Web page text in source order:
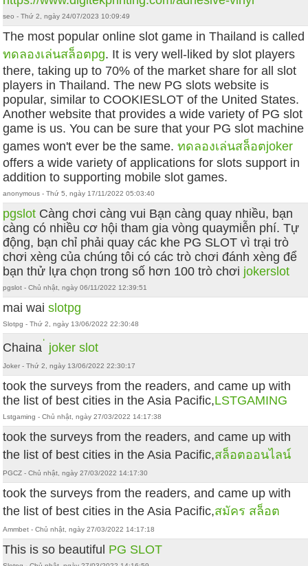
seo - Thứ 2, ngày 24/07/2023 10:09:49
The most popular online slot game in Thailand is called
ทดลองเล่นสล็อตpg. It is very well-liked by slot players
there, taking up to 70% of the market share for all slot
players in Thailand. The new PG slots website is
popular, similar to COOKIESLOT of the United States.
Another website that provides a wide variety of PG slot
game is us. You can be sure that your PG slot machine
games won't ever be the same.ทดลองเล่นสล็อตjoker
offers a wide variety of applications for slots support in
addition to supporting mobile slot games.
anonymous - Thứ 5, ngày 17/11/2022 05:03:40
pgslot Càng chơi càng vui Bạn càng quay nhiều, bạn
càng có nhiều cơ hội tham gia vòng quaymiễn phí. Tự
động, bạn chỉ phải quay các khe PG SLOT vì trại trò
chơi xèng của chúng tôi có các trò chơi đánh xèng để
bạn thử lựa chọn trong số hơn 100 trò chơi jokerslot
pgslot - Chủ nhật, ngày 06/11/2022 12:39:51
mai waislotpg
Slotpg - Thứ 2, ngày 13/06/2022 22:30:48
Chaina ่ joker slot
Joker - Thứ 2, ngày 13/06/2022 22:30:17
took the surveys from the readers, and came up with
the list of best cities in the Asia Pacific,LSTGAMING
Lstgaming - Chủ nhật, ngày 27/03/2022 14:17:38
took the surveys from the readers, and came up with
the list of best cities in the Asia Pacific,สล็อตออนไลน์
PGCZ - Chủ nhật, ngày 27/03/2022 14:17:30
took the surveys from the readers, and came up with
the list of best cities in the Asia Pacific,สมัคร สล็อต
Ammbet - Chủ nhật, ngày 27/03/2022 14:17:18
This is so beautiful PG SLOT